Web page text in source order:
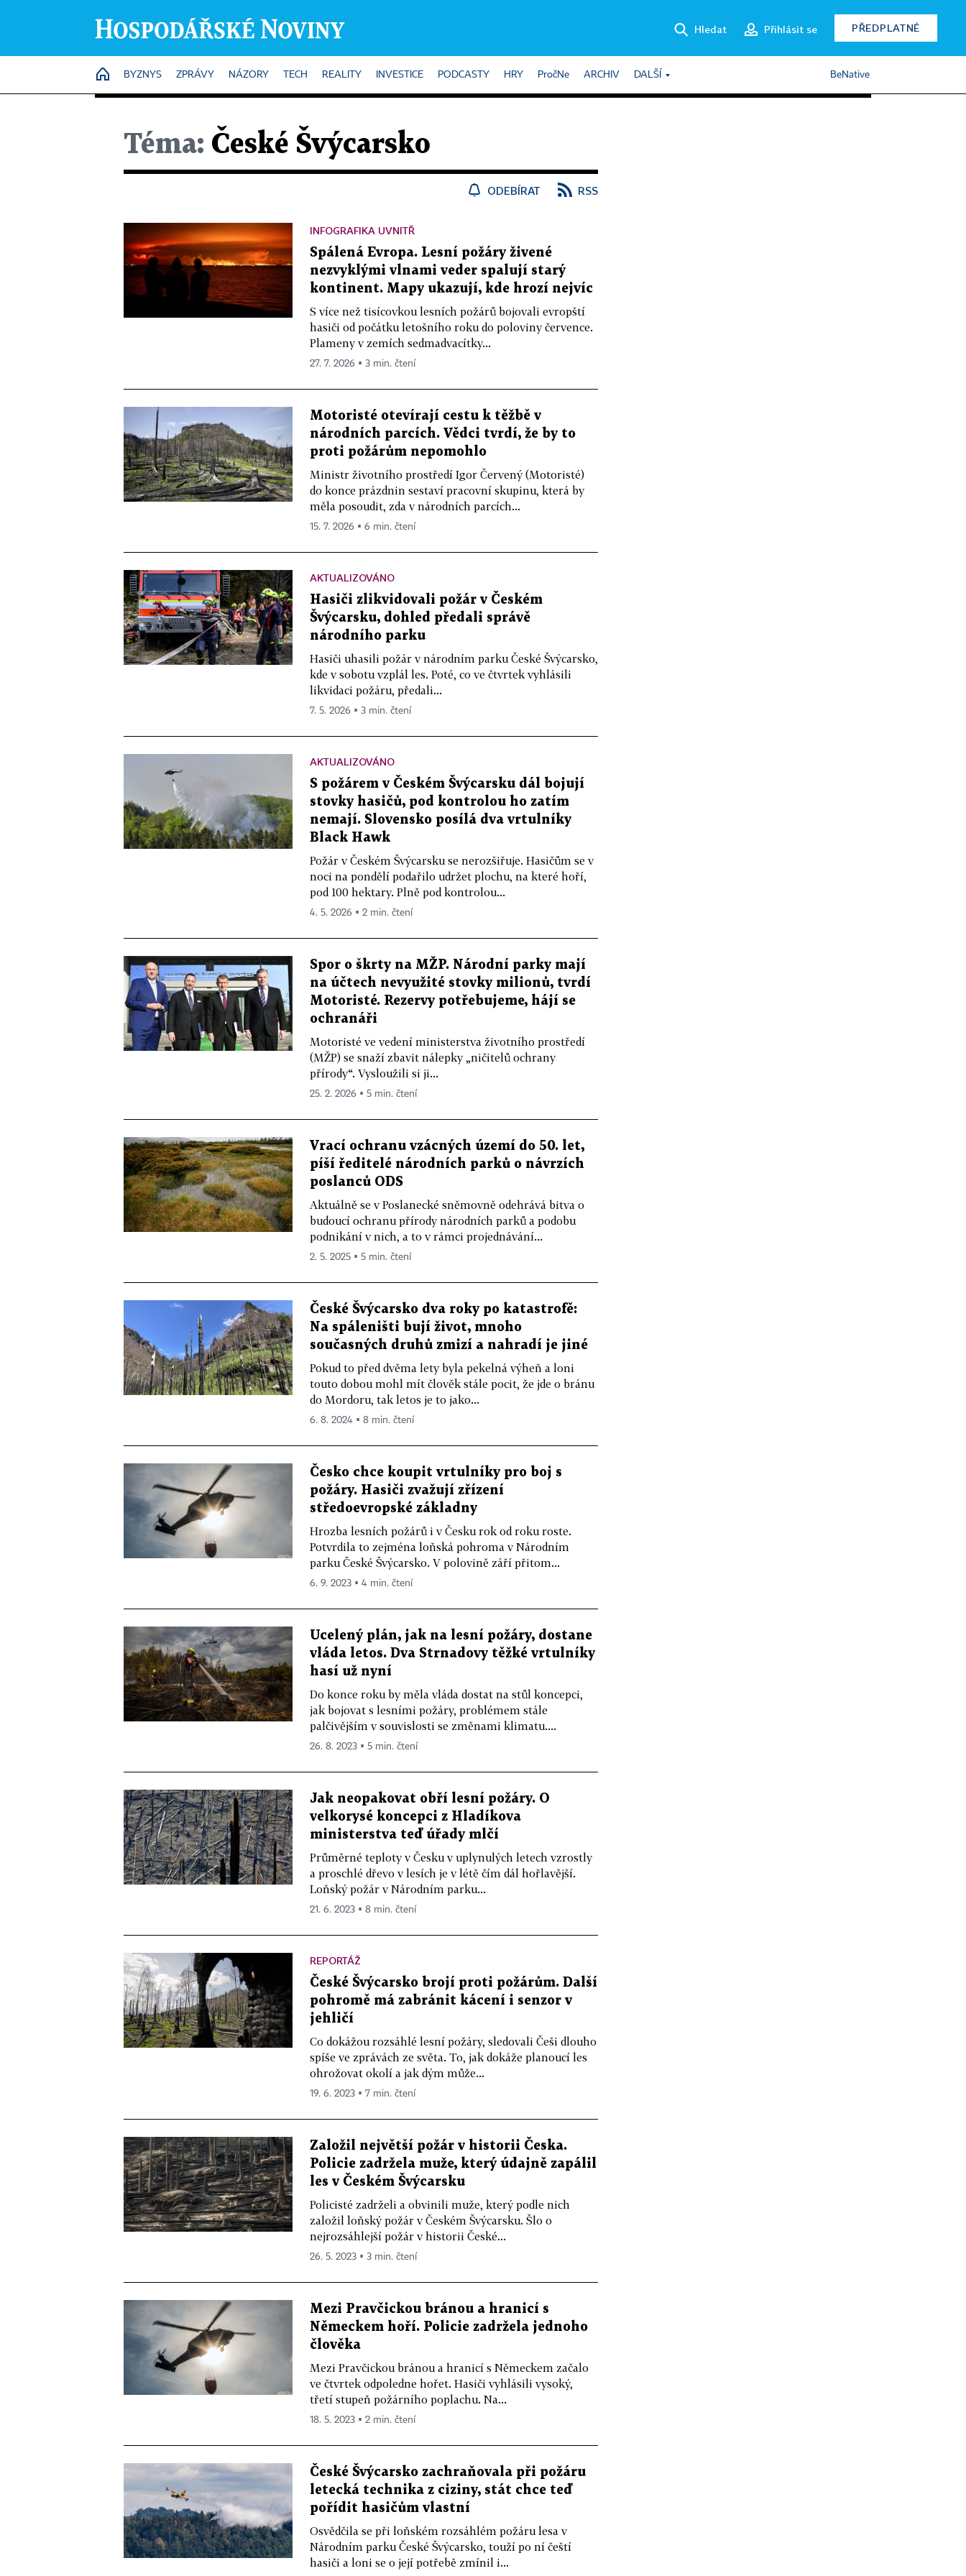
Hledat Přihlásit se PŘEDPLATNÉ
HOME
BYZNYS ZPRÁVY NÁZORY TECH REALITY INVESTICE PODCASTY HRY PročNe ARCHIV DALŠÍ BeNative
Téma: České Švýcarsko
ODEBÍRAT RSS
INFOGRAFIKA UVNITŘ
Spálená Evropa. Lesní požáry živené
nezvyklými vlnami veder spalují starý
kontinent. Mapy ukazují, kde hrozí nejvíc
S více než tisícovkou lesních požárů bojovali evropští
hasiči od počátku letošního roku do poloviny července.
Plameny v zemích sedmadvacítky...
27. 7. 2026 ▪ 3 min. čtení
Motoristé otevírají cestu k těžbě v
národních parcích. Vědci tvrdí, že by to
proti požárům nepomohlo
Ministr životního prostředí Igor Červený (Motoristé)
do konce prázdnin sestaví pracovní skupinu, která by
měla posoudit, zda v národních parcích...
15. 7. 2026 ▪ 6 min. čtení
AKTUALIZOVÁNO
Hasiči zlikvidovali požár v Českém
Švýcarsku, dohled předali správě
národního parku
Hasiči uhasili požár v národním parku České Švýcarsko,
kde v sobotu vzplál les. Poté, co ve čtvrtek vyhlásili
likvidaci požáru, předali...
7. 5. 2026 ▪ 3 min. čtení
AKTUALIZOVÁNO
S požárem v Českém Švýcarsku dál bojují
stovky hasičů, pod kontrolou ho zatím
nemají. Slovensko posílá dva vrtulníky
Black Hawk
Požár v Českém Švýcarsku se nerozšiřuje. Hasičům se v
noci na pondělí podařilo udržet plochu, na které hoří,
pod 100 hektary. Plně pod kontrolou...
4. 5. 2026 ▪ 2 min. čtení
Spor o škrty na MŽP. Národní parky mají
na účtech nevyužité stovky milionů, tvrdí
Motoristé. Rezervy potřebujeme, hájí se
ochranáři
Motoristé ve vedení ministerstva životního prostředí
(MŽP) se snaží zbavit nálepky „ničitelů ochrany
přírody“. Vysloužili si ji...
25. 2. 2026 ▪ 5 min. čtení
Vrací ochranu vzácných území do 50. let,
píší ředitelé národních parků o návrzích
poslanců ODS
Aktuálně se v Poslanecké sněmovně odehrává bitva o
budoucí ochranu přírody národních parků a podobu
podnikání v nich, a to v rámci projednávání...
2. 5. 2025 ▪ 5 min. čtení
České Švýcarsko dva roky po katastrofě:
Na spáleništi bují život, mnoho
současných druhů zmizí a nahradí je jiné
Pokud to před dvěma lety byla pekelná výheň a loni
touto dobou mohl mít člověk stále pocit, že jde o bránu
do Mordoru, tak letos je to jako...
6. 8. 2024 ▪ 8 min. čtení
Česko chce koupit vrtulníky pro boj s
požáry. Hasiči zvažují zřízení
středoevropské základny
Hrozba lesních požárů i v Česku rok od roku roste.
Potvrdila to zejména loňská pohroma v Národním
parku České Švýcarsko. V polovině září přitom...
6. 9. 2023 ▪ 4 min. čtení
Ucelený plán, jak na lesní požáry, dostane
vláda letos. Dva Strnadovy těžké vrtulníky
hasí už nyní
Do konce roku by měla vláda dostat na stůl koncepci,
jak bojovat s lesními požáry, problémem stále
palčivějším v souvislosti se změnami klimatu....
26. 8. 2023 ▪ 5 min. čtení
Jak neopakovat obří lesní požáry. O
velkorysé koncepci z Hladíkova
ministerstva teď úřady mlčí
Průměrné teploty v Česku v uplynulých letech vzrostly
a proschlé dřevo v lesích je v létě čím dál hořlavější.
Loňský požár v Národním parku...
21. 6. 2023 ▪ 8 min. čtení
REPORTÁŽ
České Švýcarsko brojí proti požárům. Další
pohromě má zabránit kácení i senzor v
jehličí
Co dokážou rozsáhlé lesní požáry, sledovali Češi dlouho
spíše ve zprávách ze světa. To, jak dokáže planoucí les
ohrožovat okolí a jak dým může...
19. 6. 2023 ▪ 7 min. čtení
Založil největší požár v historii Česka.
Policie zadržela muže, který údajně zapálil
les v Českém Švýcarsku
Policisté zadrželi a obvinili muže, který podle nich
založil loňský požár v Českém Švýcarsku. Šlo o
nejrozsáhlejší požár v historii České...
26. 5. 2023 ▪ 3 min. čtení
Mezi Pravčickou bránou a hranicí s
Německem hoří. Policie zadržela jednoho
člověka
Mezi Pravčickou bránou a hranicí s Německem začalo
ve čtvrtek odpoledne hořet. Hasiči vyhlásili vysoký,
třetí stupeň požárního poplachu. Na...
18. 5. 2023 ▪ 2 min. čtení
České Švýcarsko zachraňovala při požáru
letecká technika z ciziny, stát chce teď
pořídit hasičům vlastní
Osvědčila se při loňském rozsáhlém požáru lesa v
Národním parku České Švýcarsko, touží po ní čeští
hasiči a loni se o její potřebě zmínil i...